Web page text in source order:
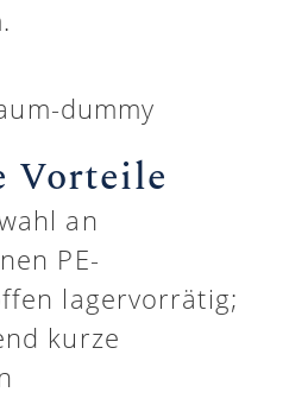
Vorteile
an
PE-
lagervorrätig;
kurze